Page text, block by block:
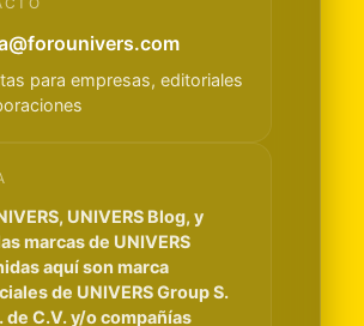
para empresas, editoriales
UNIVERS Blog, y
marcas de UNIVERS
aquí son marca
de UNIVERS Group S.
de C.V. y/o compañías